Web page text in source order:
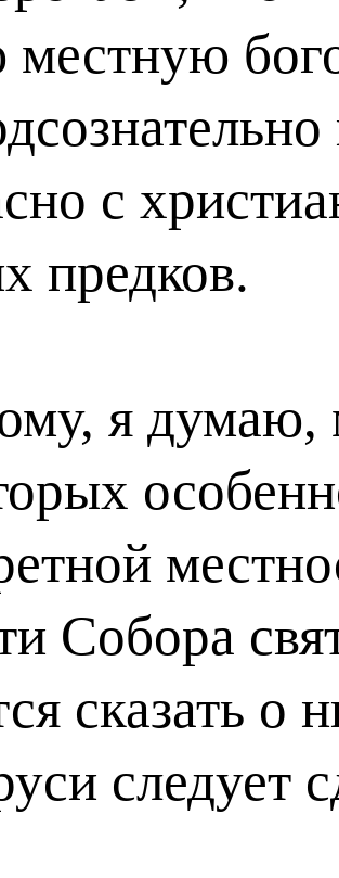
с
предков.
я думаю,
Собора
сказать
следует